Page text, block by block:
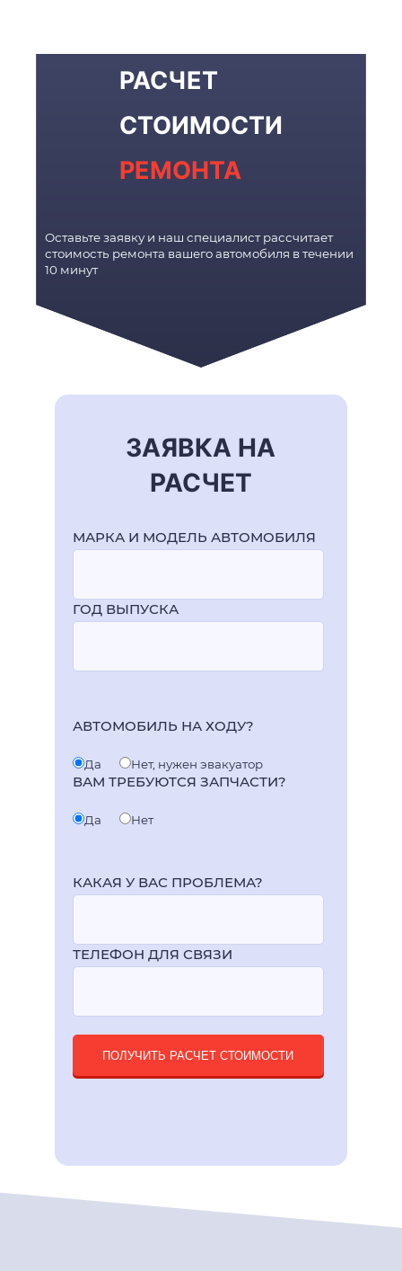
РАСЧЕТ
СТОИМОСТИ
РЕМОНТА
Оставьте заявку и наш специалист рассчитает
стоимость ремонта вашего автомобиля в течении
10 минут
ЗАЯВКА НА
РАСЧЕТ
МАРКА И МОДЕЛЬ АВТОМОБИЛЯ
ГОД ВЫПУСКА
АВТОМОБИЛЬ НА ХОДУ?
Да Нет, нужен эвакуатор
ВАМ ТРЕБУЮТСЯ ЗАПЧАСТИ?
Да Нет
КАКАЯ У ВАС ПРОБЛЕМА?
ТЕЛЕФОН ДЛЯ СВЯЗИ
ПОЛУЧИТЬ РАСЧЕТ СТОИМОСТИ